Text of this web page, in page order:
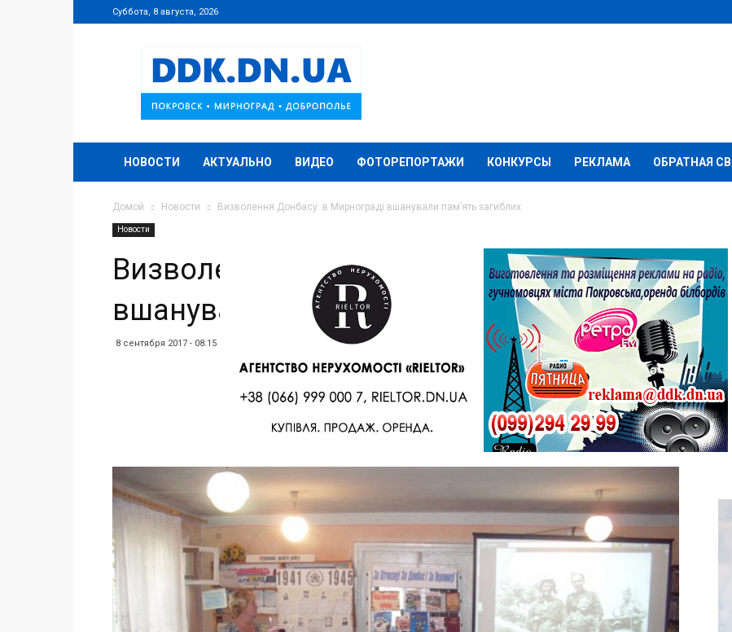
Суббота, 8 августа, 2026
DDK.DN.UA
НОВОСТИ АКТУАЛЬНО ВИДЕО ФОТОРЕПОРТАЖИ КОНКУРСЫ РЕКЛАМА ОБРАТНАЯ
Домой Новости Визволення Донбасу: в Мирнограді вшанували пам’ять загиблих
Новости
Визволення Донбасу: в Мирнограді
вшанували пам’ять загиблих
8 сентября 2017 - 08:15